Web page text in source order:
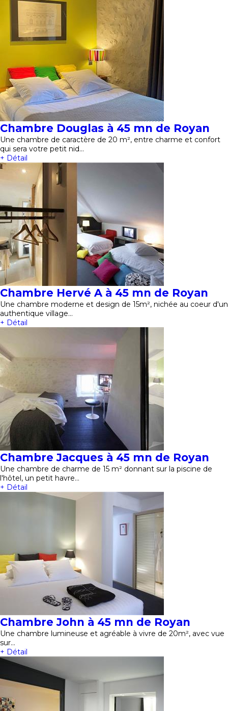
Chambre Douglas à 45 mn de Royan
Une chambre de caractère de 20 m², entre charme et confort
qui sera votre petit nid…
+ Détail
Chambre Hervé A à 45 mn de Royan
Une chambre moderne et design de 15m², nichée au coeur d'un
authentique village…
+ Détail
Chambre Jacques à 45 mn de Royan
Une chambre de charme de 15 m² donnant sur la piscine de
l'hôtel, un petit havre…
+ Détail
Chambre John à 45 mn de Royan
Une chambre lumineuse et agréable à vivre de 20m², avec vue
sur…
+ Détail